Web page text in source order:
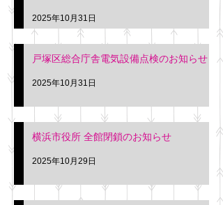
2025年10月31日
戸塚区総合庁舎電気設備点検のお知らせ
2025年10月31日
横浜市役所 全館閉鎖のお知らせ
2025年10月29日